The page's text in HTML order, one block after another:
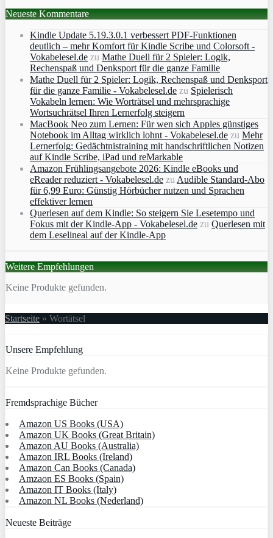
Neueste Kommentare
Kindle Update 5.19.3.0.1 verbessert PDF-Funktionen
deutlich – mehr Komfort für Kindle Scribe und Colorsoft -
Vokabelesel.de zu Mathe Duell für 2 Spieler: Logik,
Rechenspaß und Denksport für die ganze Familie
Mathe Duell für 2 Spieler: Logik, Rechenspaß und Denksport
für die ganze Familie - Vokabelesel.de zu Spielerisch
Vokabeln lernen: Wie Worträtsel und mehrsprachige
Wortsuchrätsel Ihren Lernerfolg steigern
MacBook Neo zum Lernen: Für wen sich Apples günstiges
Notebook im Alltag wirklich lohnt - Vokabelesel.de zu Mehr
Lernerfolg: Gedächtnistraining mit handschriftlichen Notizen
auf Kindle Scribe, iPad und reMarkable
Amazon Frühlingsangebote 2026: Kindle eBooks und
eReader reduziert - Vokabelesel.de zu Audible Standard-Abo
für 6,99 Euro: Günstig Hörbücher nutzen und Sprachen
effektiver lernen
Querlesen auf dem Kindle: So steigern Sie Lesetempo und
Fokus mit der Kindle-App - Vokabelesel.de zu Querlesen mit
dem Leselineal auf der Kindle-App
Weitere Empfehlungen
Keine Produkte gefunden.
Startseite » Wortätsel
Unsere Empfehlung
Keine Produkte gefunden.
Fremdsprachige Bücher
Amazon US Books (USA)
Amazon UK Books (Great Britain)
Amazon AU Books (Australia)
Amazon IRL Books (Ireland)
Amazon Can Books (Canada)
Amzaon ES Books (Spain)
Amazon IT Books (Italy)
Amazon NL Books (Nederland)
Neueste Beiträge